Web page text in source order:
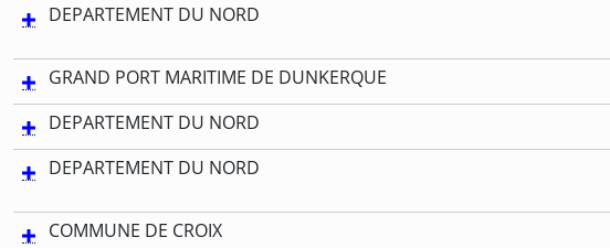
DEPARTEMENT DU NORD
GRAND PORT MARITIME DE DUNKERQUE
DEPARTEMENT DU NORD
DEPARTEMENT DU NORD
COMMUNE DE CROIX